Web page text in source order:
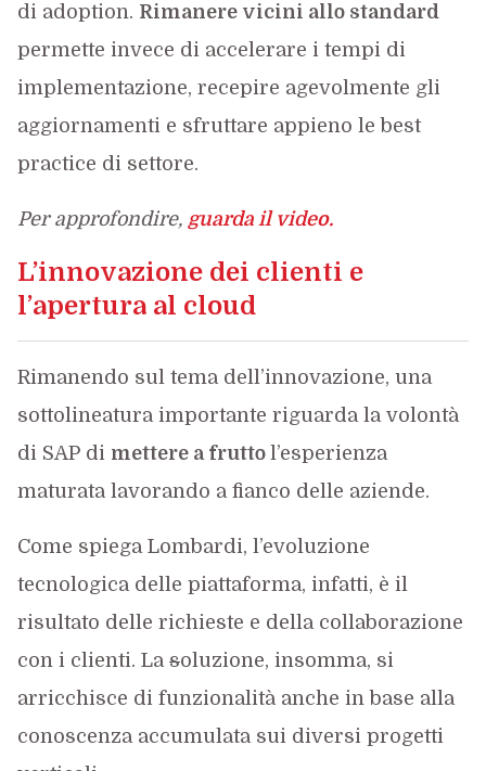
di adoption. Rimanere vicini allo standard
permette invece di accelerare i tempi di
implementazione, recepire agevolmente gli
aggiornamenti e sfruttare appieno le best
practice di settore.
Per approfondire, guarda il video.
L’innovazione dei clienti e
l’apertura al cloud
Rimanendo sul tema dell’innovazione, una
sottolineatura importante riguarda la volontà
di SAP di mettere a frutto l’esperienza
maturata lavorando a fianco delle aziende.
Come spiega Lombardi, l’evoluzione
tecnologica delle piattaforma, infatti, è il
risultato delle richieste e della collaborazione
con i clienti. La soluzione, insomma, si
arricchisce di funzionalità anche in base alla
conoscenza accumulata sui diversi progetti